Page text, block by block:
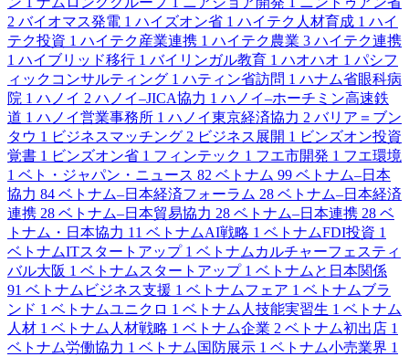
2 バイオマス発電 1 ハイズオン省 1 ハイテク人材育成 1 ハイ
テク投資 1 ハイテク産業連携 1 ハイテク農業 3 ハイテク連携
1 ハイブリッド移行 1 バイリンガル教育 1 ハオハオ 1 パシフ
ィックコンサルティング 1 ハティン省訪問 1 ハナム省眼科病
院 1 ハノイ 2 ハノイ–JICA協力 1 ハノイ–ホーチミン高速鉄
道 1 ハノイ営業事務所 1 ハノイ東京経済協力 2 バリア＝ブン
タウ 1 ビジネスマッチング 2 ビジネス展開 1 ビンズオン投資
覚書 1 ビンズオン省 1 フィンテック 1 フエ市開発 1 フエ環境
1 ベト・ジャパン・ニュース 82 ベトナム 99 ベトナム–日本
協力 84 ベトナム–日本経済フォーラム 28 ベトナム–日本経済
連携 28 ベトナム–日本貿易協力 28 ベトナム–日本連携 28 ベ
トナム・日本協力 11 ベトナムAI戦略 1 ベトナムFDI投資 1
ベトナムITスタートアップ 1 ベトナムカルチャーフェスティ
バル大阪 1 ベトナムスタートアップ 1 ベトナムと日本関係
91 ベトナムビジネス支援 1 ベトナムフェア 1 ベトナムブラ
ンド 1 ベトナムユニクロ 1 ベトナム人技能実習生 1 ベトナム
人材 1 ベトナム人材戦略 1 ベトナム企業 2 ベトナム初出店 1
ベトナム労働協力 1 ベトナム国防展示 1 ベトナム小売業界 1